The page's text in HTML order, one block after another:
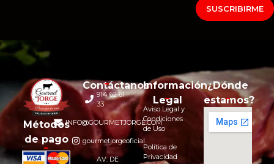
SUSCRIBIRME
Métodos
de pago
Contáctanos
914 62 61
33
INFO@GOURMETJORGE.COM
gourmetjorgeoficial
AV. DE
Información
Legal
Aviso Legal y
Condiciones
de Uso
Política de
Privacidad
¿Dónde
estamos?